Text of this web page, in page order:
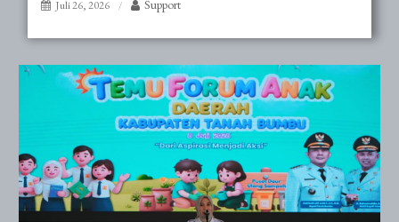
Juli 26, 2026 Support